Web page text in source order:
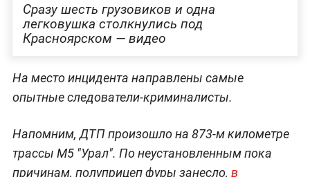
Сразу шесть грузовиков и одна
легковушка столкнулись под
Красноярском — видео
На место инцидента направлены самые
опытные следователи-криминалисты.
Напомним, ДТП произошло на 873-м километре
трассы М5 "Урал". По неустановленным пока
причинам, полуприцеп фуры занесло, в